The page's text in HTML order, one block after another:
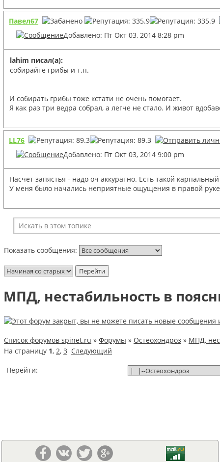
Павел67
Добавлено: Пт Окт 03, 2014 8:28 pm
lahim писал(а):
собирайте грибы и т.п.
И собирать грибы тоже кстати не очень помогает.
Я как раз три ведра собрал, а легче не стало. И живот
LL76
Добавлено: Пт Окт 03, 2014 9:00 pm
Насчет запястья - надо оч аккуратно. Есть такой
У меня было начались неприятные ощущения в правой
Показать сообщения:
МПД, нестабильность в
Список форумов spinet.ru » Форумы » Остеохондроз » МПД,
На страницу 1, 2, 3 Следующий
Перейти: